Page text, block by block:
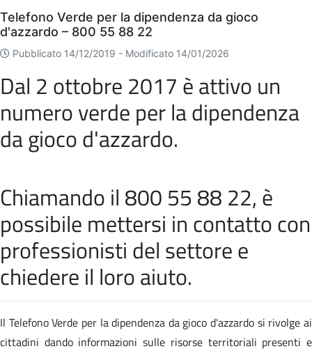
Archivio
Telefono Verde per la dipendenza da gioco
d'azzardo – 800 55 88 22
Pubblicato 14/12/2019 - Modificato 14/01/2026
Dal 2 ottobre 2017 è attivo un
numero verde per la dipendenza
da gioco d'azzardo.
Chiamando il 800 55 88 22, è
possibile mettersi in contatto con
professionisti del settore e
chiedere il loro aiuto.
Il Telefono Verde per la dipendenza da gioco d'azzardo si rivolge ai
cittadini dando informazioni sulle risorse territoriali presenti e